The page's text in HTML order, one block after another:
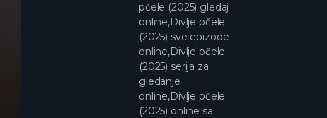
pčele (2025) gledaj
online,Divlje pčele
(2025) sve epizode
online,Divlje pčele
(2025) serija za
gledanje
online,Divlje pčele
(2025) online sa